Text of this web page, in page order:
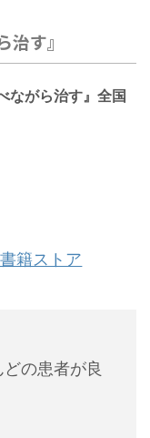
治す』
ながら治す』全国
籍ストア
どの患者が良